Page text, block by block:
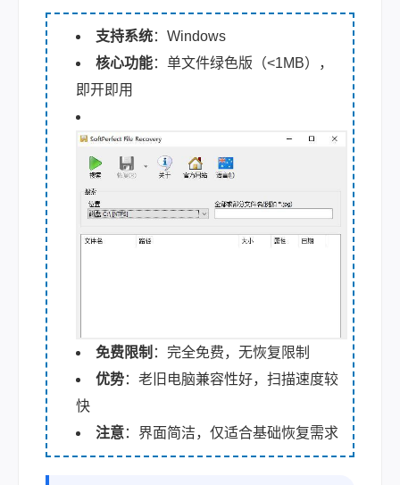
支持系统：Windows
核心功能：单文件绿色版（<1MB），
即开即用
免费限制 ：完全免费，无恢复限制
优势：老旧电脑兼容性好，扫描速度较
快
注意：界面简洁，仅适合基础恢复需求